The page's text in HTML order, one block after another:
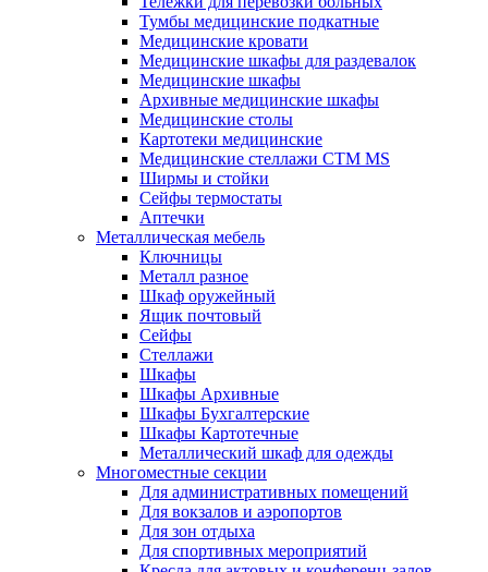
Тумбы медицинские подкатные
Медицинские кровати
Медицинские шкафы для раздевалок
Медицинские шкафы
Архивные медицинские шкафы
Медицинские столы
Картотеки медицинские
Медицинские стеллажи CTM MS
Ширмы и стойки
Сейфы термостаты
Аптечки
Металлическая мебель
Ключницы
Металл разное
Шкаф оружейный
Ящик почтовый
Сейфы
Стеллажи
Шкафы
Шкафы Архивные
Шкафы Бухгалтерские
Шкафы Картотечные
Металлический шкаф для одежды
Многоместные секции
Для административных помещений
Для вокзалов и аэропортов
Для зон отдыха
Для спортивных мероприятий